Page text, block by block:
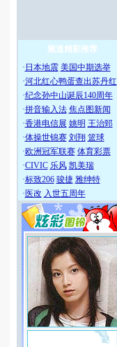
频道精彩推荐
· 日本地震 美国中期选举
·河北红心鸭蛋查出苏丹红
·纪念孙中山诞辰140周年
·拼音输入法 焦点图新闻
·香港电信展 姚明 王治郅
·体操世锦赛 刘翔 篮球
·欧洲冠军联赛 体育彩票
·CIVIC 乐风 凯美瑞
·标致206 骏捷 雅绅特
· 医改 入世五周年